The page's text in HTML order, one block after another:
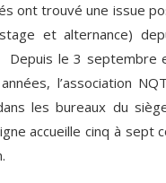
ont trouvé une issue
et alternance)
Depuis le 3 septembre
l’association
les bureaux du
accueille cinq à sept